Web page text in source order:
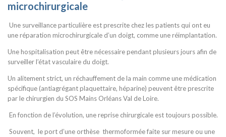
microchirurgicale
Une surveillance particulière est prescrite chez les patients qui ont eu
une réparation microchirurgicale d’un doigt, comme une réimplantation.
Une hospitalisation peut être nécessaire pendant plusieurs jours afin de
surveiller l’état vasculaire du doigt.
Un alitement strict, un réchauffement de la main comme une médication
spécifique (antiagrégant plaquettaire, héparine) peuvent être prescrite
par le chirurgien du SOS Mains Orléans Val de Loire.
En fonction de l’évolution, une reprise chirurgicale est toujours possible.
Souvent, le port d’une orthèse thermoformée faite sur mesure ou une